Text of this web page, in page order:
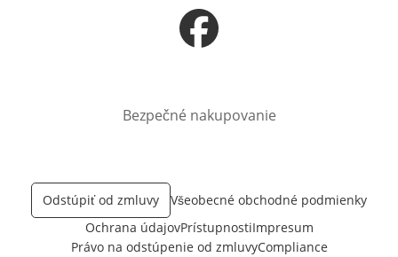
Otvorí sa vnovom okne
Bezpečné nakupovanie
Odstúpiť od zmluvy
Všeobecné obchodné podmienky
Ochrana údajovPrístupnostiImpresum
Právo na odstúpenie od zmluvyCompliance